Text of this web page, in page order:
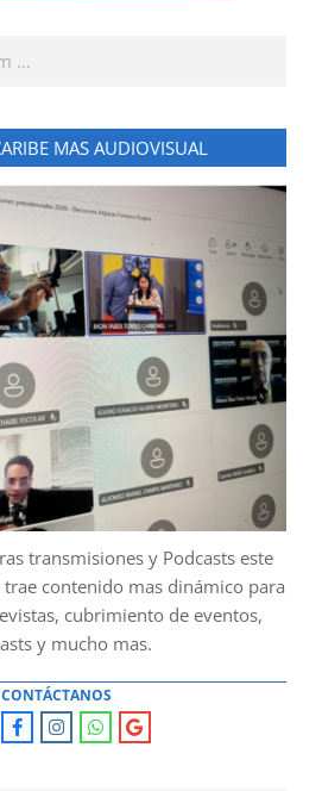
MAS AUDIOVISUAL
transmisiones y Podcasts este
contenido mas dinámico para
cubrimiento de eventos,
y mucho mas.
CONTÁCTANOS